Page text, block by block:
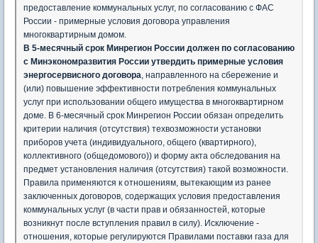
предоставление коммунальных услуг, по согласованию с ФАС
России - примерные условия договора управления
многоквартирным домом.
В 5-месячный срок Минрегион России должен по согласованию
с Минэкономразвития России утвердить примерные условия
энергосервисного договора, направленного на сбережение и
(или) повышение эффективности потребления коммунальных
услуг при использовании общего имущества в многоквартирном
доме. В 6-месячный срок Минрегион России обязан определить
критерии наличия (отсутствия) техвозможности установки
приборов учета (индивидуального, общего (квартирного),
коллективного (общедомового)) и форму акта обследования на
предмет установления наличия (отсутствия) такой возможности.
Правила применяются к отношениям, вытекающим из ранее
заключенных договоров, содержащих условия предоставления
коммунальных услуг (в части прав и обязанностей, которые
возникнут после вступления правил в силу). Исключение -
отношения, которые регулируются Правилами поставки газа для